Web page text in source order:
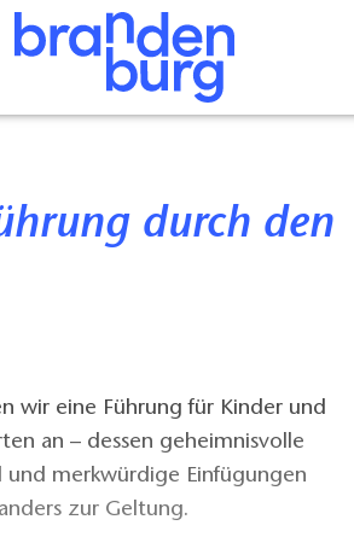
wir eine Führung für Kinder und
an – dessen geheimnisvolle
und merkwürdige Einfügungen
zur Geltung.